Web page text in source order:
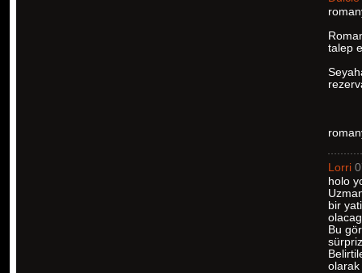
talep
Lorri
holo
bir
Bu
olarak